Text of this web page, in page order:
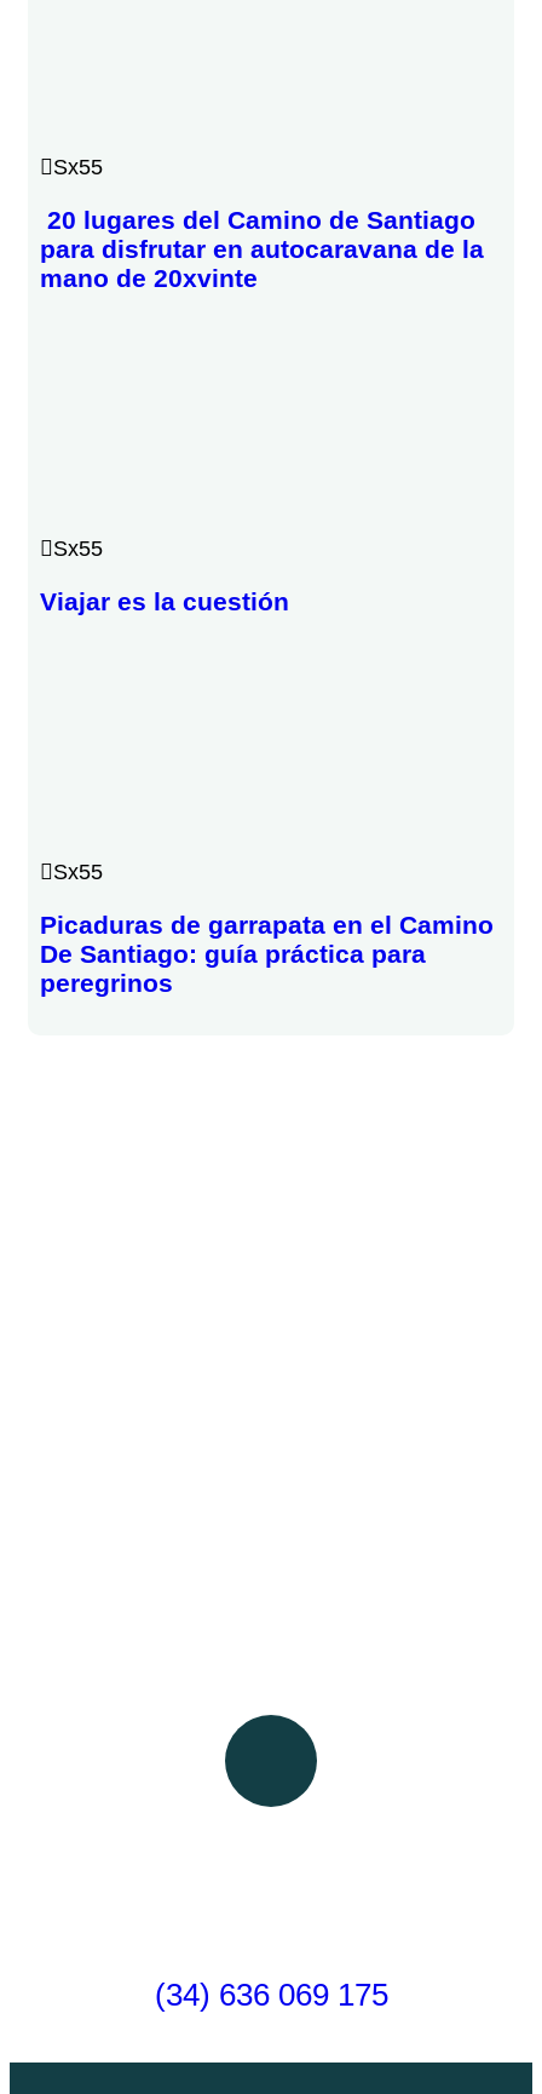
Sx55
20 lugares del Camino de Santiago
para disfrutar en autocaravana de la
mano de 20xvinte
Sx55
Viajar es la cuestión
Sx55
Picaduras de garrapata en el Camino
De Santiago: guía práctica para
peregrinos
(34) 636 069 175